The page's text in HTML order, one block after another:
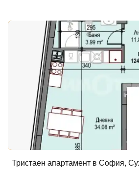
Тристаен апартамент в София,